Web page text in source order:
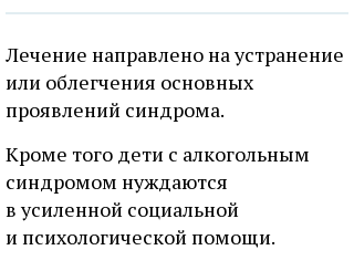
Лечение направлено на устранение
или облегчения основных
проявлений синдрома.
Кроме того дети с алкогольным
синдромом нуждаются
в усиленной социальной
и психологической помощи.